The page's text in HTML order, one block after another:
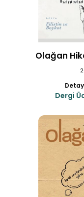
Olağan
Dergi